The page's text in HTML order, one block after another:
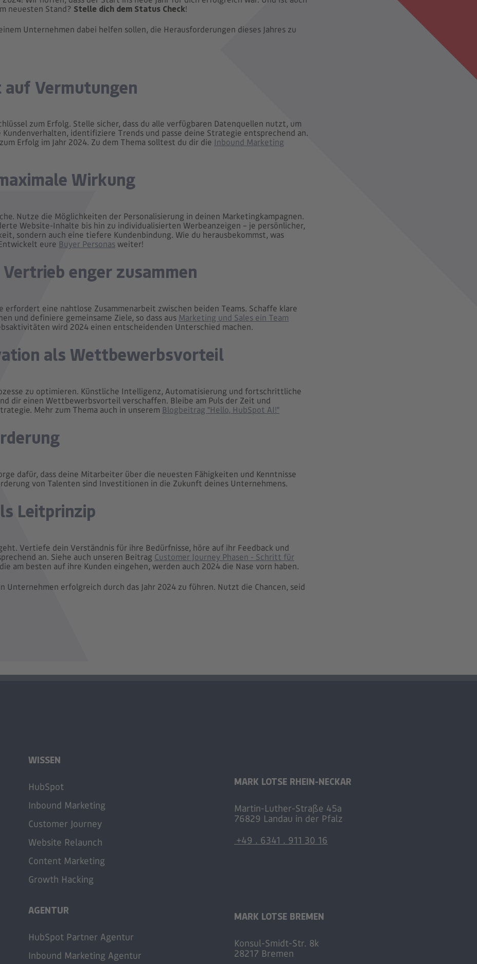
neuesten Stand? Stelle dich dem Status Check!
Unternehmen dabei helfen sollen, die Herausforderungen dieses Jahres zu
auf Vermutungen
zum Erfolg. Stelle sicher, dass du alle verfügbaren Datenquellen nutzt, um
identifiziere Trends und passe deine Strategie entsprechend an.
Erfolg im Jahr 2024. Zu dem Thema solltest du dir die Inbound Marketing
Wirkung
Nutze die Möglichkeiten der Personalisierung in deinen Marketingkampagnen.
Website-Inhalte bis hin zu individualisierten Werbeanzeigen – je persönlicher,
sondern auch eine tiefere Kundenbindung. Wie du herausbekommst, was
eure Buyer Personas weiter!
enger zusammen
eine nahtlose Zusammenarbeit zwischen beiden Teams. Schaffe klare
und definiere gemeinsame Ziele, so dass aus Marketing und Sales ein Team
wird 2024 einen entscheidenden Unterschied machen.
als Wettbewerbsvorteil
zu optimieren. Künstliche Intelligenz, Automatisierung und fortschrittliche
dir einen Wettbewerbsvorteil verschaffen. Bleibe am Puls der Zeit und
Mehr zum Thema auch in unserem Blogbeitrag "Hello, HubSpot AI!"
dafür, dass deine Mitarbeiter über die neuesten Fähigkeiten und Kenntnisse
von Talenten sind Investitionen in die Zukunft deines Unternehmens.
Leitprinzip
Vertiefe dein Verständnis für ihre Bedürfnisse, höre auf ihr Feedback und
an. Siehe auch unseren Beitrag Customer Journey Phasen - Schritt für
am besten auf ihre Kunden eingehen, werden auch 2024 die Nase vorn haben.
Unternehmen erfolgreich durch das Jahr 2024 zu führen. Nutzt die Chancen, seid
WISSEN
HubSpot
Inbound Marketing
Customer Journey
Website Relaunch
Content Marketing
Growth Hacking
AGENTUR
HubSpot Partner Agentur
Inbound Marketing Agentur
MARK LOTSE RHEIN-NECKAR
Martin-Luther-Straße 45a
76829 Landau in der Pfalz
+49 . 6341 . 911 30 16
MARK LOTSE BREMEN
Konsul-Smidt-Str. 8k
28217 Bremen